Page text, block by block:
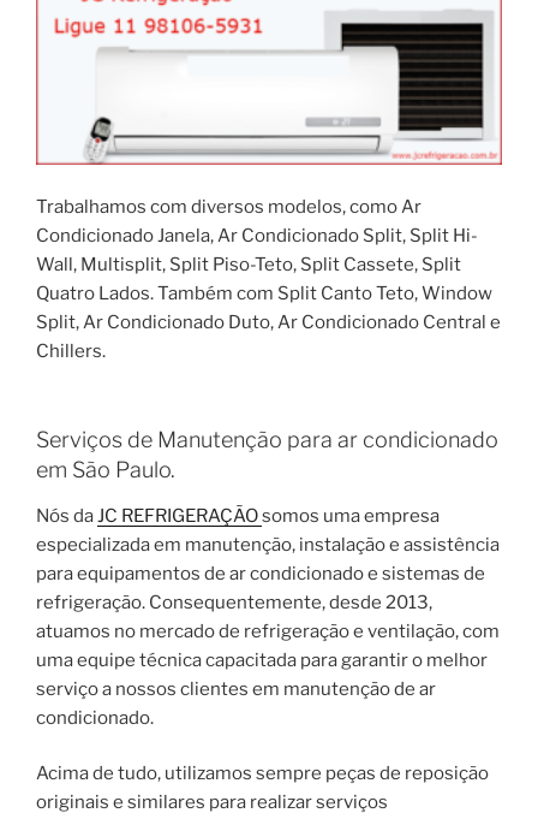
Trabalhamos com diversos modelos, como Ar
Condicionado Janela, Ar Condicionado Split, Split Hi-
Wall, Multisplit, Split Piso-Teto, Split Cassete, Split
Quatro Lados. Também com Split Canto Teto, Window
Split, Ar Condicionado Duto, Ar Condicionado Central e
Chillers.
Serviços de Manutenção para ar condicionado
em São Paulo.
Nós daJC REFRIGERAÇÃOsomos uma empresa
especializada em manutenção, instalação e assistência
para equipamentos de ar condicionado e sistemas de
refrigeração. Consequentemente, desde 2013,
atuamos no mercado de refrigeração e ventilação, com
uma equipe técnica capacitada para garantir o melhor
serviço a nossos clientes em manutenção de ar
condicionado.
Acima de tudo, utilizamos sempre peças de reposição
originais e similares para realizar serviços